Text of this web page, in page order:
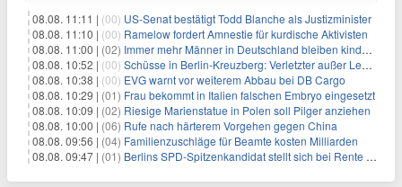
08.08. 11:11 | (00) US-Senat bestätigt Todd Blanche als Justizminister
08.08. 11:10 | (00) Ramelow fordert Amnestie für kurdische Aktivisten
08.08. 11:00 | (02) Immer mehr Männer in Deutschland bleiben kinderlos
08.08. 10:52 | (00) Schüsse in Berlin-Kreuzberg: Verletzter außer Lebensgefahr
08.08. 10:38 | (00) EVG warnt vor weiterem Abbau bei DB Cargo
08.08. 10:29 | (01) Frau bekommt in Italien falschen Embryo eingesetzt
08.08. 10:09 | (02) Riesige Marienstatue in Polen soll Pilger anziehen
08.08. 10:00 | (06) Rufe nach härterem Vorgehen gegen China
08.08. 09:56 | (04) Familienzuschläge für Beamte kosten Milliarden
08.08. 09:47 | (01) Berlins SPD-Spitzenkandidat stellt sich bei Rente mit 63 quer